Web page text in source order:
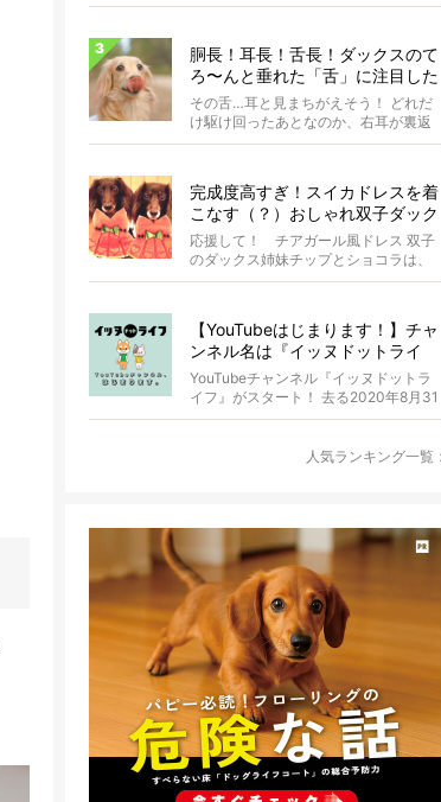
胴長！耳長！舌長！ダックスのて
ろ〜んと垂れた「舌」に注目した
結果、元気もらった。
その舌…耳と見まちがえそう！ どれだ
け駆け回ったあとなのか、右耳が裏返
ってしまっているAuraちゃん。耳の中
完成度高すぎ！スイカドレスを着
こなす（？）おしゃれ双子ダック
スがもはやアイドル
応援して！ チアガール風ドレス 双子
のダックス姉妹チップとショコラは、
お揃いのスイカドレスを身にまとって
【YouTubeはじまります！】チャ
ンネル名は『イッヌドットライ
フ』〜愛犬の動画も大募集！〜
YouTubeチャンネル『イッヌドットラ
イフ』がスタート！ 去る2020年8月31
日（月）。 私...
人気ランキング一覧